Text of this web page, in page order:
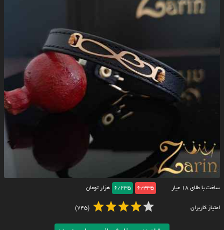
ساخت با طلای ۱۸ عیار 6/335
6/235 هزار تومان
امتیاز کاربران (745)